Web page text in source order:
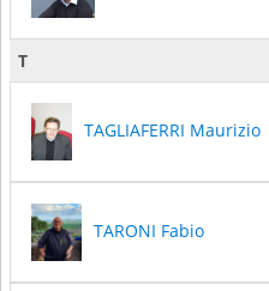
T
TAGLIAFERRI Maurizio
TARONI Fabio